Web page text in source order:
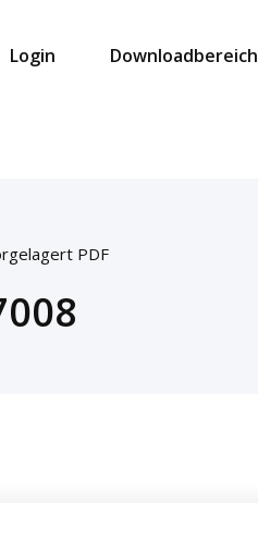
Login Downloadbereich
PDF